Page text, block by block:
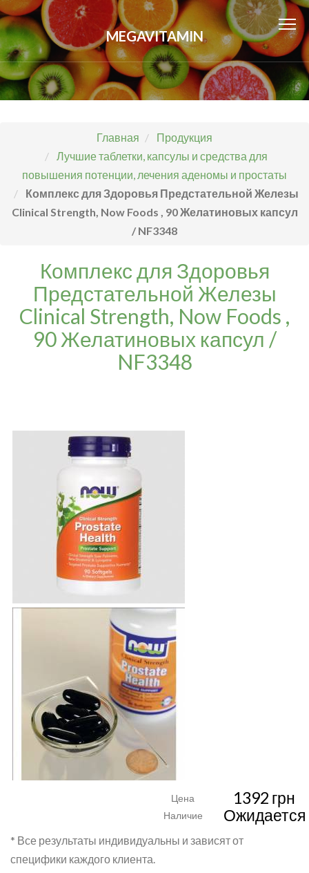
MEGAVITAMIN
Главная
Продукция
Лучшие таблетки, капсулы и средства для
повышения потенции, лечения аденомы и простаты
Комплекс для Здоровья Предстательной Железы
Clinical Strength, Now Foods , 90 Желатиновых капсул
/ NF3348
Комплекс для Здоровья
Предстательной Железы
Clinical Strength, Now Foods ,
90 Желатиновых капсул /
NF3348
Цена 1392 грн
Наличие Ожидается
* Все результаты индивидуальны и зависят от
специфики каждого клиента.